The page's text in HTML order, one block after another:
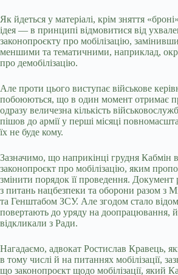
Як йдеться у матеріалі, крім зняття
ідея — в принципі відмовитися від
законопроєкту про мобілізацію,
меншими та тематичними, наприклад,
про демобілізацію.
Але проти цього виступає військове
побоюються, що в один момент отримає
одразу величезна кількість
пішов до армії у перші місяці
їх не буде кому.
Зазначимо, що наприкінці грудня Кабмін
законопроєкт про мобілізацію, яким
змінити порядок її проведення. Документ
з питань нацбезпеки та оборони разом з
та Генштабом ЗСУ. Але згодом стало
повертають до уряду на доопрацювання,
відкликали з Ради.
Нагадаємо, адвокат Ростислав Кравець,
в тому числі й на питаннях мобілізації,
що законопроєкт щодо мобілізації, який